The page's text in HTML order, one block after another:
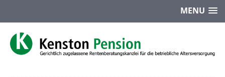
MENU